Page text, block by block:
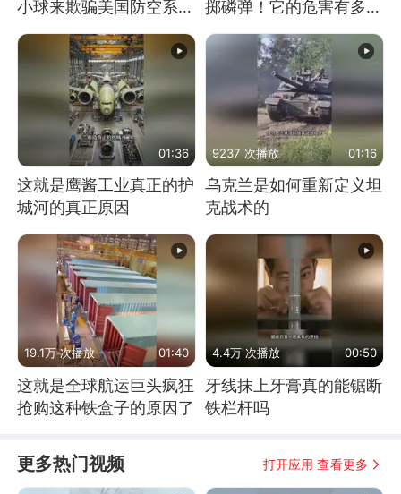
小球来欺骗美国防空系统
的
掷磷弹！它的危害有多
大？
01:36
这就是鹰酱工业真正的护
城河的真正原因
9237 次播放 01:16
乌克兰是如何重新定义坦
克战术的
19.1万 次播放 01:40
这就是全球航运巨头疯狂
抢购这种铁盒子的原因了
4.4万 次播放 00:50
牙线抹上牙膏真的能锯断
铁栏杆吗
更多热门视频 打开应用 查看更多